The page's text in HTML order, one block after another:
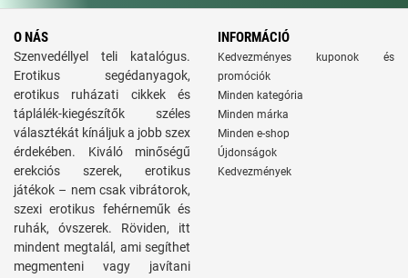
O NÁS
Szenvedéllyel teli katalógus.
Erotikus segédanyagok,
erotikus ruházati cikkek és
táplálék-kiegészítők széles
választékát kínáljuk a jobb szex
érdekében. Kiváló minőségű
erekciós szerek, erotikus
játékok – nem csak vibrátorok,
szexi erotikus fehérneműk és
ruhák, óvszerek. Röviden, itt
mindent megtalál, ami segíthet
megmenteni vagy javítani
INFORMÁCIÓ
Kedvezményes kuponok és
promóciók
Minden kategória
Minden márka
Minden e-shop
Újdonságok
Kedvezmények